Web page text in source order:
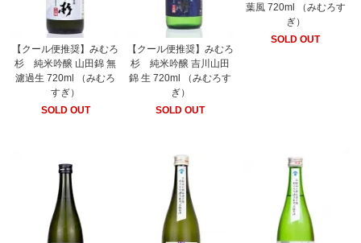
【クール便推奨】みむろ
杉 純米吟醸 山田錦 無
濾過生 720ml （みむろ
すぎ）
SOLD OUT
【クール便推奨】みむろ
杉 純米吟醸 吉川山田
錦 生 720ml （みむろす
ぎ）
SOLD OUT
葉風 720ml （みむろす
ぎ）
SOLD OUT